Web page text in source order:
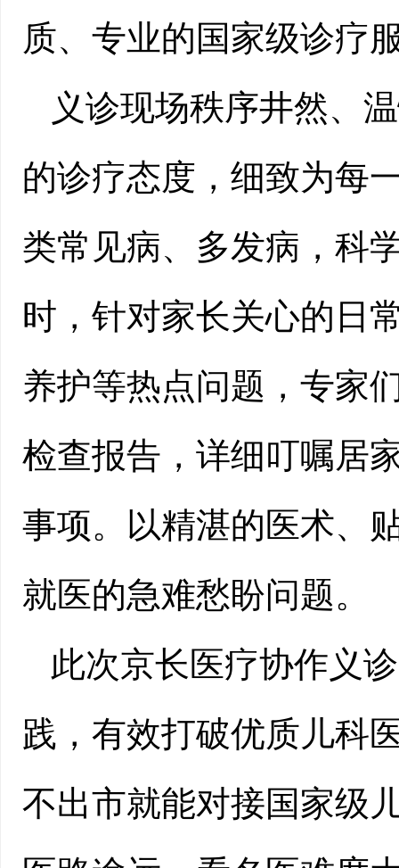
质、专业的国家级诊疗
义诊现场秩序井然、
的诊疗态度，细致为每
类常见病、多发病，科
时，针对家长关心的日
养护等热点问题，专家
检查报告，详细叮嘱居
事项。以精湛的医术、
就医的急难愁盼问题。
此次京长医疗协作义
践，有效打破优质儿科
不出市就能对接国家级